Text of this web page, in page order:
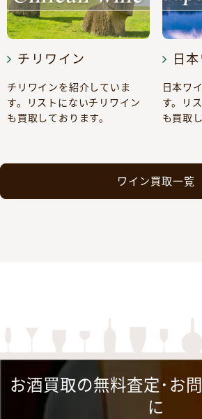
チリワイン
チリワインを紹介していま
す。リストにないチリワイン
も買取しております。
日
日本ワ
す。リ
も買取
ワイン買取一覧
お酒買取の無料査定･お
に